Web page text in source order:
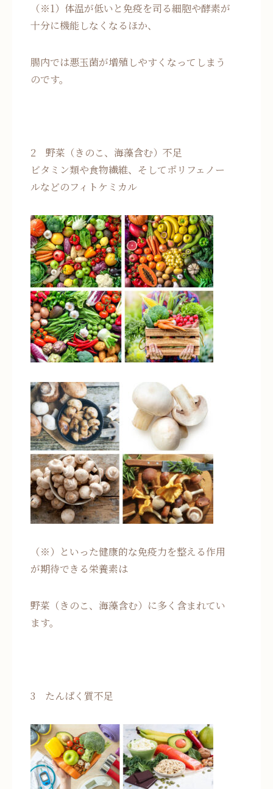
（※1）体温が低いと免疫を司る細胞や酵素が
十分に機能しなくなるほか、
腸内では悪玉菌が増殖しやすくなってしまう
のです。
2 野菜（きのこ、海藻含む）不足
ビタミン類や食物繊維、そしてポリフェノー
ルなどのフィトケミカル
（※）といった健康的な免疫力を整える作用
が期待できる栄養素は
野菜（きのこ、海藻含む）に多く含まれてい
ます。
3 たんぱく質不足